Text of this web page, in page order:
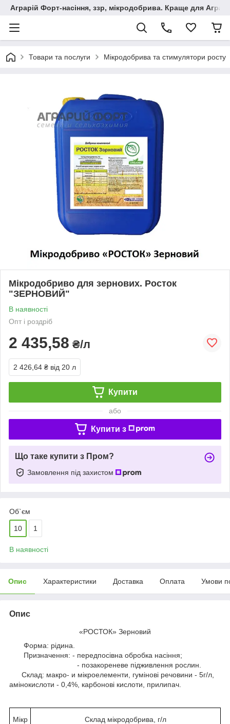
Аграрій Форт-насіння, ззр, мікродобрива. Краще для
Товари та послуги Мікродобрива та стимулятори росту
Мікродобриво для зернових. Росток
"ЗЕРНОВИЙ"
В наявності
Опт і роздріб
2 435,58 ₴/л
2 426,64 ₴ від 20 л
Купити
або
Купити з
Що таке купити з Пром?
Замовлення під захистом
Об`єм
10 1
В наявності
Опис Характеристики Доставка Оплата Умови
Опис
«РОСТОК» Зерновий
Форма: рідина.
Призначення: - передпосівна обробка насіння;
- позакореневе підживлення рослин.
Склад: макро- и мікроелементи, гумінові речовини - 5г/л,
амінокислоти - 0,4%, карбонові кислоти, прилипач.
Мікр
Склад мікродобрива, г/л